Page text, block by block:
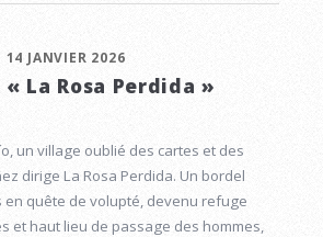
14 JANVIER 2026
« La Rosa Perdida »
un village oublié des cartes et des
dirige La Rosa Perdida. Un bordel
en quête de volupté, devenu refuge
et haut lieu de passage des hommes,